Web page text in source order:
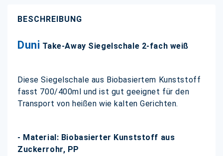
BESCHREIBUNG
Duni Take-Away Siegelschale 2-fach weiß
Diese Siegelschale aus Biobasiertem Kunststoff
fasst 700/400ml und ist gut geeignet für den
Transport von heißen wie kalten Gerichten.
- Material: Biobasierter Kunststoff aus
Zuckerrohr, PP